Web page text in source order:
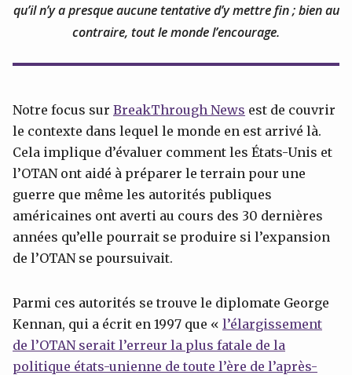
qu’il n’y a presque aucune tentative d’y mettre fin ; bien au
contraire, tout le monde l’encourage.
Notre focus sur BreakThrough News est de couvrir
le contexte dans lequel le monde en est arrivé là.
Cela implique d’évaluer comment les États-Unis et
l’OTAN ont aidé à préparer le terrain pour une
guerre que même les autorités publiques
américaines ont averti au cours des 30 dernières
années qu’elle pourrait se produire si l’expansion
de l’OTAN se poursuivait.
Parmi ces autorités se trouve le diplomate George
Kennan, qui a écrit en 1997 que « l’élargissement
de l’OTAN serait l’erreur la plus fatale de la
politique états-unienne de toute l’ère de l’après-